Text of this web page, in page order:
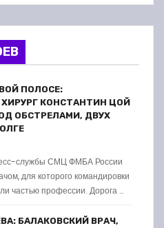
ПОЛОСЕ:
КОНСТАНТИН ЦОЙ
ОБСТРЕЛАМИ, ДВУХ
службы СМЦ ФМБА России
для которого командировки
частью профессии. Дорога …
БАЛАКОВСКИЙ ВРАЧ,